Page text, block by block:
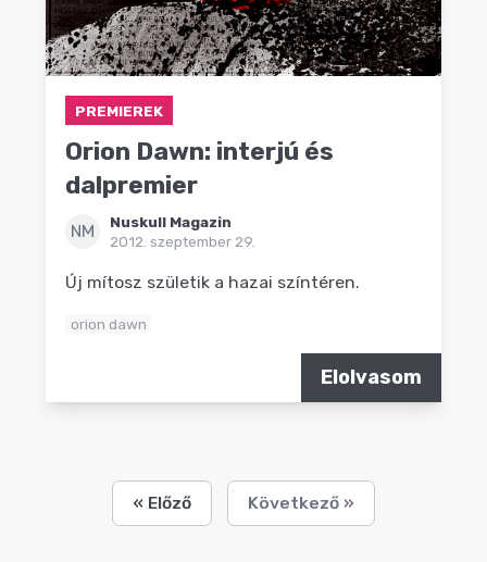
PREMIEREK
Orion Dawn: interjú és
dalpremier
NM
Nuskull Magazin
2012. szeptember 29.
Új mítosz születik a hazai színtéren.
orion dawn
Elolvasom
« Előző Következő »